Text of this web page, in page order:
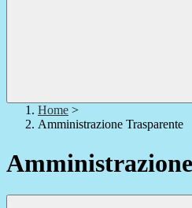
Home >
Amministrazione Trasparente